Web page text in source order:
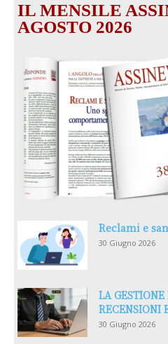
IL MENSILE
AGOSTO 2026
Reclami e
30 Giugno 2026
LA
RECENSIONI
30 Giugno 2026